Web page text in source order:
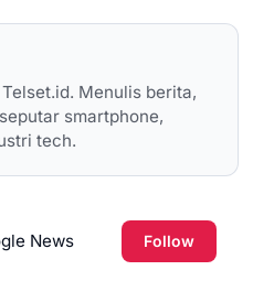
Menulis berita,
smartphone,
tech.
News Follow